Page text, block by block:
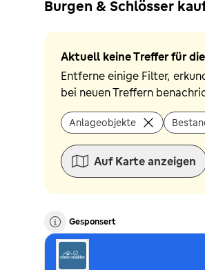
Burgen & Schlösser
Aktuell keine Treffer für
Entferne einige Filter,
bei neuen Treffern
Anlageobjekte
Auf Karte anzeigen
Gesponsert